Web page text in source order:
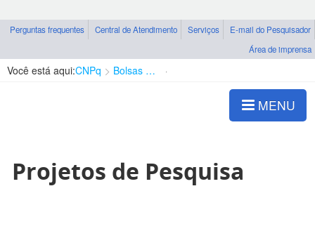
Perguntas frequentes Central de Atendimento Serviços
E-mail do Pesquisador
Área de imprensa
Você está aqui:CNPq Bolsas e Auxílios Vigentes
MENU
Projetos de Pesquisa